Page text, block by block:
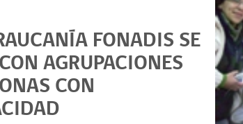
FONADIS SE
AGRUPACIONES
CON